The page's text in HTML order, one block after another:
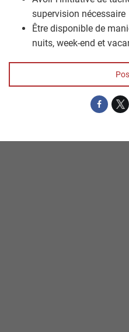
supervision nécessaire
Être disponible de
nuits, week-end et